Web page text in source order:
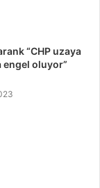
“CHP uzaya
engel oluyor”